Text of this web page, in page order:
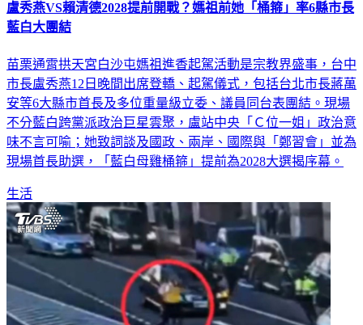
盧秀燕VS賴清德2028提前開戰？媽祖前她「桶箍」率6縣市長
藍白大團結
苗栗通霄拱天宮白沙屯媽祖進香起駕活動是宗教界盛事，台中
市長盧秀燕12日晚間出席登轎、起駕儀式，包括台北市長蔣萬
安等6大縣市首長及多位重量級立委、議員同台表團結。現場
不分藍白跨黨派政治巨星雲聚，盧站中央「Ｃ位一姐」政治意
味不言可喻；她致詞談及國政、兩岸、國際與「鄭習會」並為
現場首長助選，「藍白母雞桶箍」提前為2028大選揭序幕。
生活